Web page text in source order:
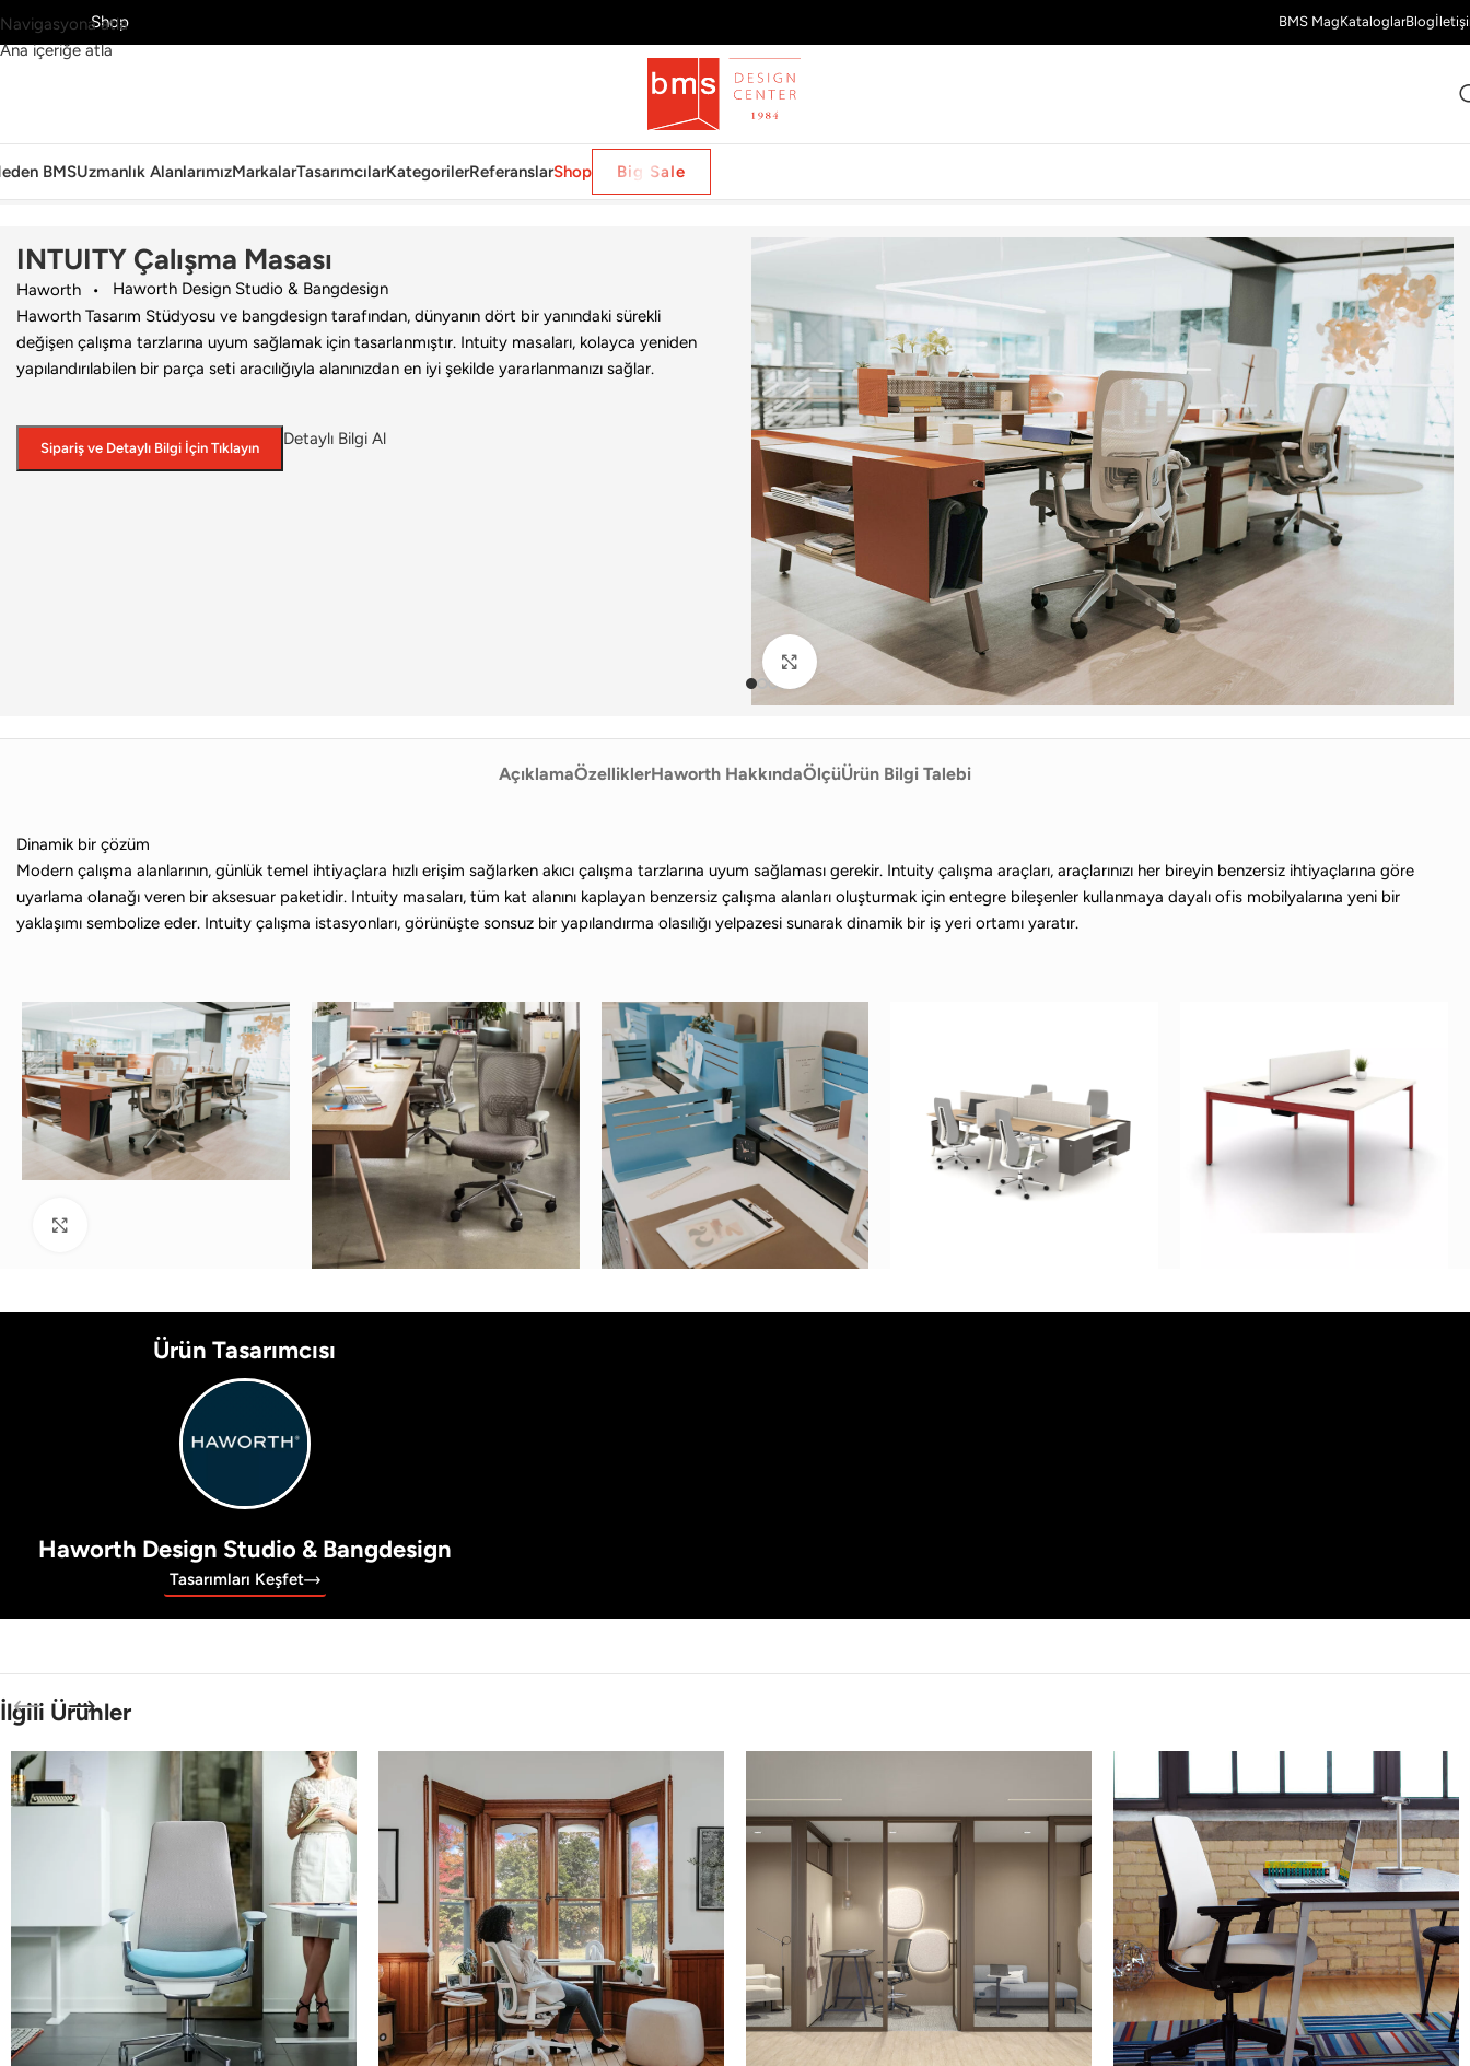
Navigasyona atla
Ana içeriğe atla
KeşfetShop BMS MagKataloglarBlog
BMSUzmanlık AlanlarımızMarkalarTasarımcılarKategorilerReferanslarShop Big Sale
Ana Sayfa›Ofis›Çalışma Masası ›Haworth›INTUITY Çalışma Masası
INTUITY Çalışma Masası
Haworth
Haworth Design Studio & Bangdesign
Haworth Tasarım Stüdyosu ve bangdesign tarafından, dünyanın dört bir yanındaki sürekli
değişen çalışma tarzlarına uyum sağlamak için tasarlanmıştır. Intuity masaları, kolayca yeniden
yapılandırılabilen bir parça seti aracılığıyla alanınızdan en iyi şekilde yararlanmanızı sağlar.
Sipariş ve Detaylı Bilgi İçin Tıklayın Detaylı Bilgi Al
Büyütmek için tıklayın
AçıklamaÖzelliklerHaworth HakkındaÖlçüÜrün Bilgi Talebi
Dinamik bir çözüm
Modern çalışma alanlarının, günlük temel ihtiyaçlara hızlı erişim sağlarken akıcı çalışma tarzlarına uyum sağlaması gerekir. Intuity çalışma araçları, araçlarınızı her bireyin benzersiz ihtiyaçlarına göre
uyarlama olanağı veren bir aksesuar paketidir. Intuity masaları, tüm kat alanını kaplayan benzersiz çalışma alanları oluşturmak için entegre bileşenler kullanmaya dayalı ofis mobilyalarına yeni bir
yaklaşımı sembolize eder. Intuity çalışma istasyonları, görünüşte sonsuz bir yapılandırma olasılığı yelpazesi sunarak dinamik bir iş yeri ortamı yaratır.
Ürün Tasarımcısı
Haworth Design Studio & Bangdesign
Tasarımları Keşfet
İlgili Ürünler